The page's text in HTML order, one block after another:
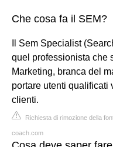
Che cosa fa il SEM?
Il Sem Specialist
quel professionista che
Marketing, branca del
portare utenti qualificati
clienti.
Richiesta di rimozione della
coach.com